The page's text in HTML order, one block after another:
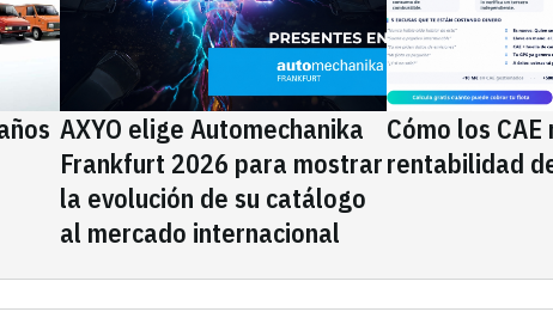
AXYO elige Automechanika
Frankfurt 2026 para mostrar
la evolución de su catálogo
al mercado internacional
Cómo los
rentabilidad